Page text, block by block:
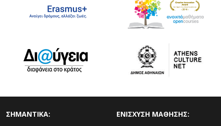
ΣΗΜΑΝΤΙΚΑ: ΕΝΙΣΧΥΣΗ ΜΑΘΗΣΗΣ: